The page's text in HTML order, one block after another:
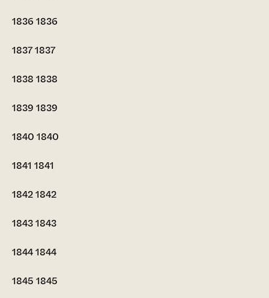
1836 1836
18371837
1838 1838
1839 1839
1840 1840
1841 1841
18421842
18431843
18441844
1845 1845